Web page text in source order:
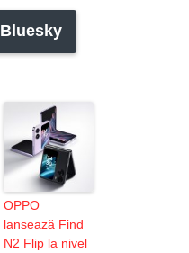
Bluesky
OPPO
lansează Find
N2 Flip la nivel